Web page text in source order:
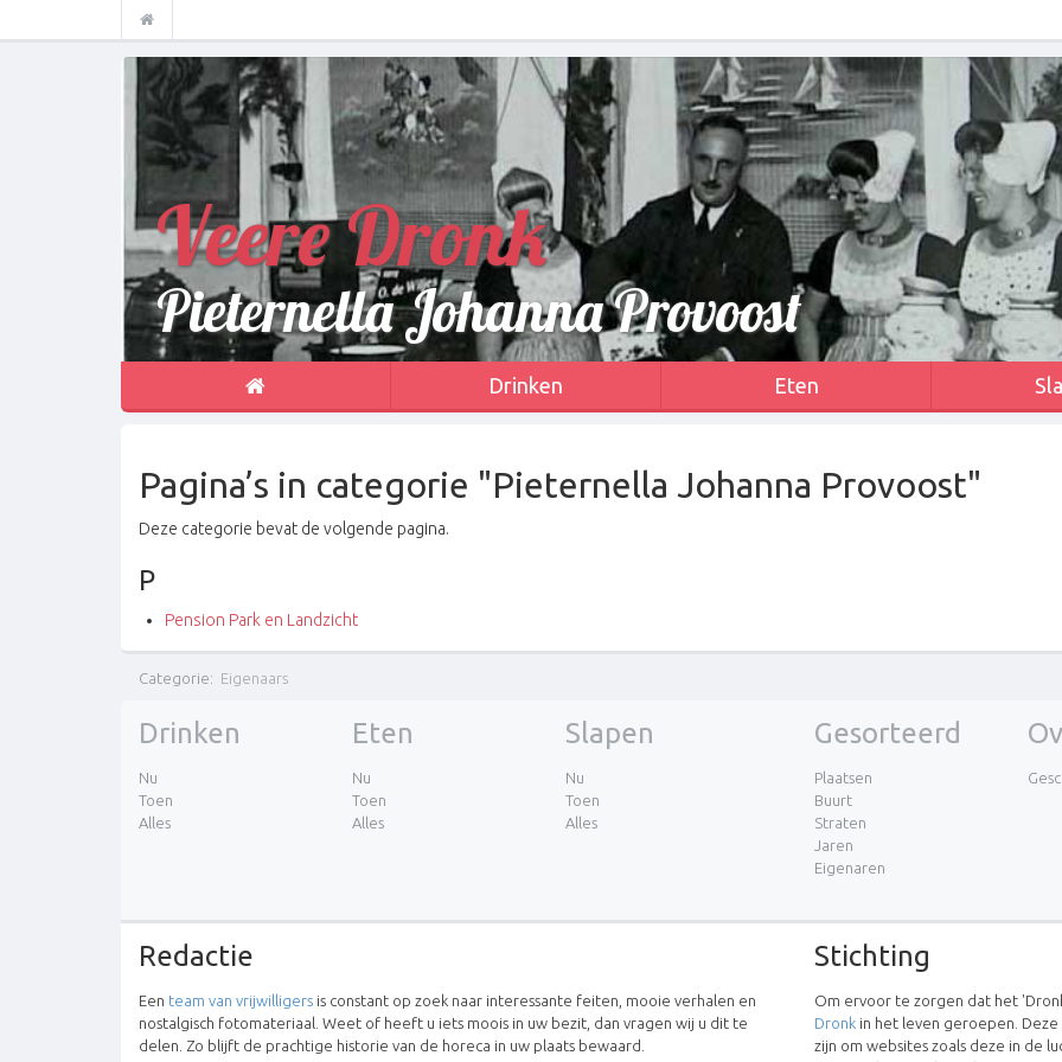
Veere Dronk
Pieternella Johanna Provoost
Drinken Eten
Pagina’s in categorie "Pieternella Johanna Provoost"
Deze categorie bevat de volgende pagina.
P
Pension Park en Landzicht
Categorie: Eigenaars
Drinken
Nu
Toen
Alles
Eten
Nu
Toen
Alles
Slapen
Nu
Toen
Alles
Gesorteerd
Plaatsen
Buurt
Straten
Jaren
Eigenaren
Redactie
Een team van vrijwilligers is constant op zoek naar interessante feiten, mooie verhalen en
nostalgisch fotomateriaal. Weet of heeft u iets moois in uw bezit, dan vragen wij u dit te
delen. Zo blijft de prachtige historie van de horeca in uw plaats bewaard.
Stichting
Om ervoor te zorgen dat het
Dronk in het leven geroepen.
zijn om websites zoals deze in de